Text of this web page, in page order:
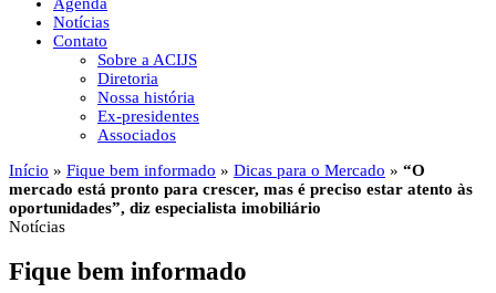
Notícias
Contato
Sobre a ACIJS
Diretoria
Nossa história
Ex-presidentes
Associados
Início » Fique bem informado » Dicas para o Mercado » “O
mercado está pronto para crescer, mas é preciso estar atento às
oportunidades”, diz especialista imobiliário
Notícias
Fique bem informado